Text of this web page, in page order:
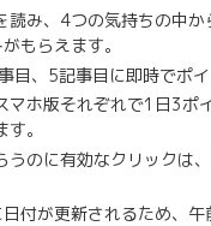
読み、4つの気持ちの中
もらえます。
目、5記事目に即時でポイ
マホ版それぞれで1日3ポ
。
うのに有効なクリックは
付が更新されるため、